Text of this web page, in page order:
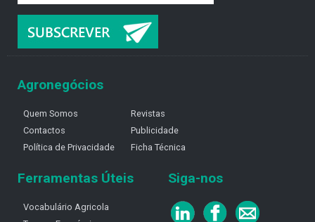
Agronegócios
Quem Somos
Contactos
Política de Privacidade
Revistas
Publicidade
Ficha Técnica
Ferramentas Úteis
Vocabulário Agricola
Siga-nos